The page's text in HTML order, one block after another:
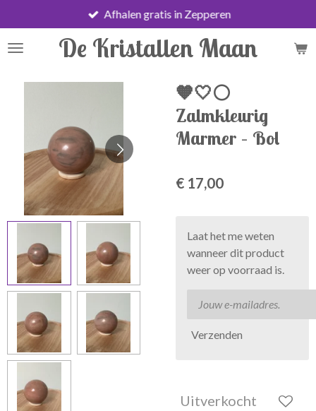
direct
naar
hoofdinhoud
De Kristallen Maan
Afhalen gratis in Zepperen
🧡🤍⚪
Zalmkleurig
Marmer – Bol
€ 17,00
Laat het me weten
wanneer dit product
weer op voorraad is.
Verzenden
Uitverkocht